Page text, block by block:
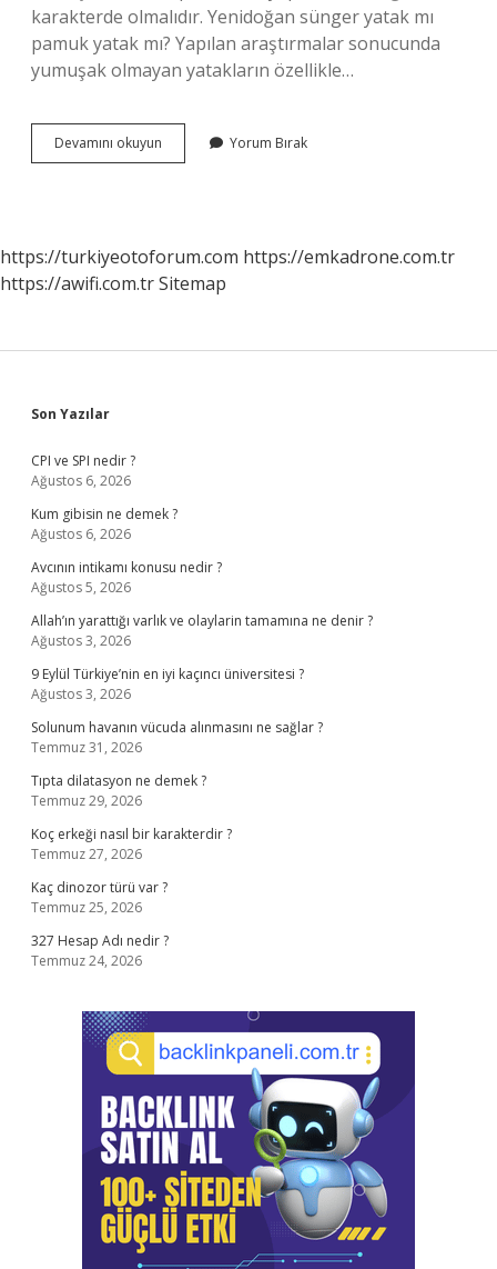
karakterde olmalıdır. Yenidoğan sünger yatak mı
pamuk yatak mı? Yapılan araştırmalar sonucunda
yumuşak olmayan yatakların özellikle…
Devamını okuyun Prematüre
Bebek
Yorum Bırak
https://turkiyeotoforum.com https://emkadrone.com.tr
https://awifi.com.trSitemap
Sidebar
Son Yazılar
CPI ve SPI nedir ?
Ağustos 6, 2026
Kum gibisin ne demek ?
Ağustos 6, 2026
Avcının intikamı konusu nedir ?
Ağustos 5, 2026
Allah’ın yarattığı varlık ve olaylarin tamamına ne denir ?
Ağustos 3, 2026
9 Eylül Türkiye’nin en iyi kaçıncı üniversitesi ?
Ağustos 3, 2026
Solunum havanın vücuda alınmasını ne sağlar ?
Temmuz 31, 2026
Tıpta dilatasyon ne demek ?
Temmuz 29, 2026
Koç erkeği nasıl bir karakterdir ?
Temmuz 27, 2026
Kaç dinozor türü var ?
Temmuz 25, 2026
327 Hesap Adı nedir ?
Temmuz 24, 2026